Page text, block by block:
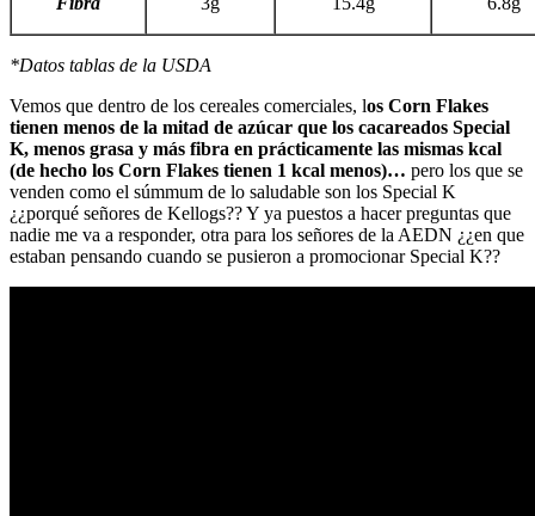
*Datos tablas de la USDA
Vemos que dentro de los cereales comerciales, los Corn Flakes
tienen menos de la mitad de azúcar que los cacareados Special
K, menos grasa y más fibra en prácticamente las mismas kcal
(de hecho los Corn Flakes tienen 1 kcal menos)… pero los que se
venden como el súmmum de lo saludable son los Special K
¿¿porqué señores de Kellogs?? Y ya puestos a hacer preguntas que
nadie me va a responder, otra para los señores de la AEDN ¿¿en que
estaban pensando cuando se pusieron a promocionar Special K??